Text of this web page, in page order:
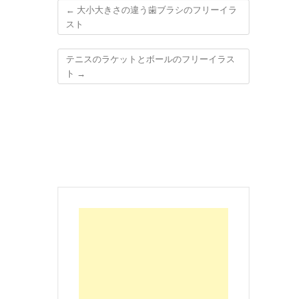
← 大小大きさの違う歯ブラシのフリーイラ
スト
テニスのラケットとボールのフリーイラス
ト →